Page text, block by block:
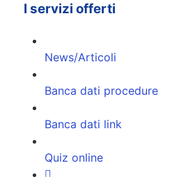
I servizi offerti
News/Articoli
Banca dati procedure
Banca dati link
Quiz online